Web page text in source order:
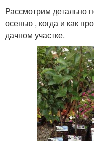
Рассмотрим детально
осенью , когда и как
дачном участке.